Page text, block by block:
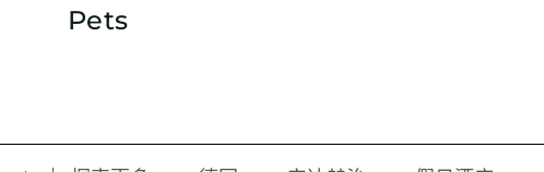
Pets